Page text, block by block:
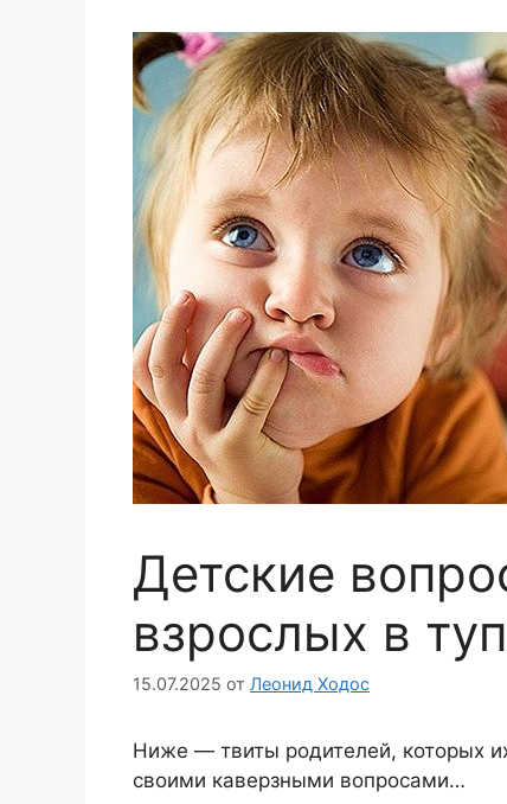
Детские
взрослых в
15.07.2025 от Леонид Ходос
Ниже — твиты родителей, которых
своими каверзными вопросами…